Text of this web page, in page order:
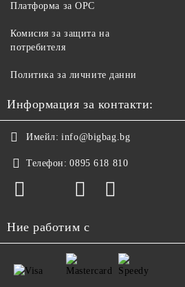
Платформа за ОРС
Комисия за защита на
потребителя
Политика за личните данни
Информация за контакти:
Имейл: info@bigbag.bg
Телефон: 0895 618 810
Ние работим с